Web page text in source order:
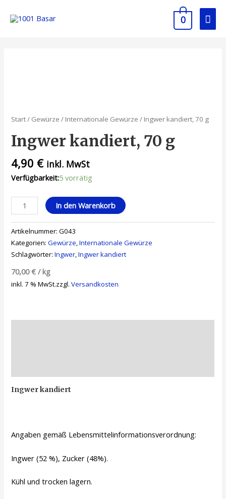
0
Start/ Gewürze / Internationale Gewürze / Ingwer kandiert, 70 g
Ingwer kandiert, 70 g
4,90 € inkl. MwSt
Verfügbarkeit:5 vorrätig
In den Warenkorb
Artikelnummer:G043
Kategorien:Gewürze,Internationale Gewürze
Schlagwörter:Ingwer,Ingwer kandiert
70,00€ /kg
inkl. 7 % MwSt.zzgl.Versandkosten
Ingwer kandiert
Angaben gemäß Lebensmittelinformationsverordnung:
Ingwer (52 %), Zucker (48%).
Kühl und trocken lagern.